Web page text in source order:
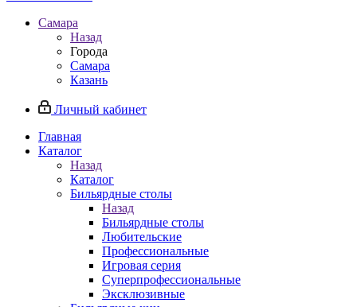
Самара
Назад
Города
Самара
Казань
Личный кабинет
Главная
Каталог
Назад
Каталог
Бильярдные столы
Назад
Бильярдные столы
Любительские
Профессиональные
Игровая серия
Суперпрофессиональные
Эксклюзивные